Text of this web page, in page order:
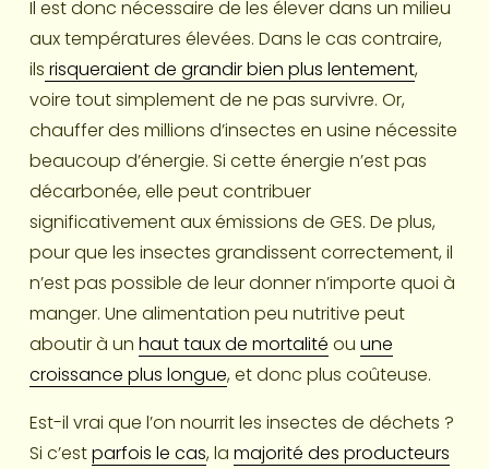
Il est donc nécessaire de les élever dans un milieu
aux températures élevées. Dans le cas contraire,
ils risqueraient de grandir bien plus lentement,
voire tout simplement de ne pas survivre. Or,
chauffer des millions d’insectes en usine nécessite
beaucoup d’énergie. Si cette énergie n’est pas
décarbonée, elle peut contribuer
significativement aux émissions de GES. De plus,
pour que les insectes grandissent correctement, il
n’est pas possible de leur donner n’importe quoi à
manger. Une alimentation peu nutritive peut
aboutir à un haut taux de mortalité ou une
croissance plus longue, et donc plus coûteuse.
Est-il vrai que l’on nourrit les insectes de déchets ?
Si c’est parfois le cas, la majorité des producteurs